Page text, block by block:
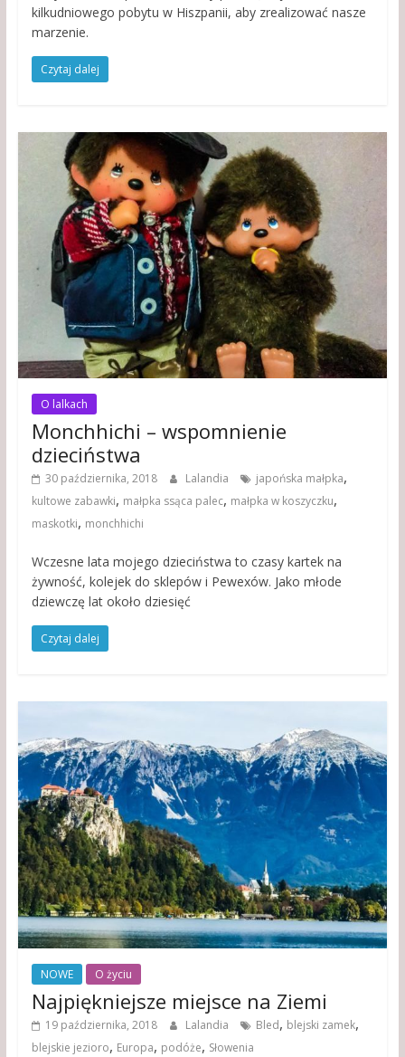
kilkudniowego pobytu w Hiszpanii, aby zrealizować nasze
marzenie.
Czytaj dalej
O lalkach
Monchhichi – wspomnienie
dzieciństwa
30 października, 2018 Lalandia japońska małpka,
kultowe zabawki, małpka ssąca palec, małpka w koszyczku,
maskotki, monchhichi
Wczesne lata mojego dzieciństwa to czasy kartek na
żywność, kolejek do sklepów i Pewexów. Jako młode
dziewczę lat około dziesięć
Czytaj dalej
NOWE O życiu
Najpiękniejsze miejsce na Ziemi
19 października, 2018 Lalandia Bled, blejski zamek,
blejskie jezioro, Europa, podóże, Słowenia